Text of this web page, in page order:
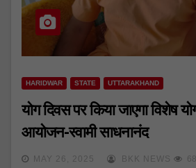
HARIDWAR STATE UTTARAKHAND
योग दिवस पर किया जाएगा विशेष
आयोजन-स्वामी साधनानंद
MAY 26, 2025 BKK NEWS